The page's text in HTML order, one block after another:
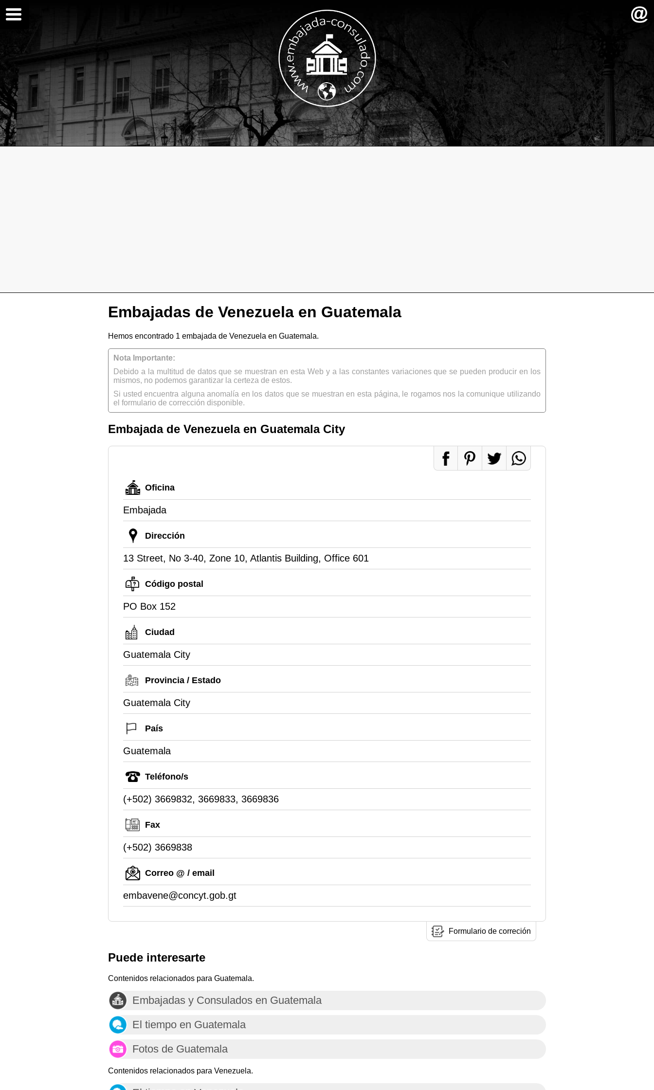
Embajadas de Venezuela en Guatemala
Hemos encontrado 1 embajada de Venezuela en Guatemala.
Nota Importante:
Debido a la multitud de datos que se muestran en esta Web y a las constantes variaciones que se pueden producir en los
mismos, no podemos garantizar la certeza de estos.
Si usted encuentra alguna anomalía en los datos que se muestran en esta página, le rogamos nos la comunique utilizando
el formulario de corrección disponible.
Embajada de Venezuela en Guatemala City
Oficina
Embajada
Dirección
13 Street, No 3-40, Zone 10, Atlantis Building, Office 601
Código postal
PO Box 152
Ciudad
Guatemala City
Provincia / Estado
Guatemala City
País
Guatemala
Teléfono/s
(+502) 3669832, 3669833, 3669836
Fax
(+502) 3669838
Correo @ / email
embavene@concyt.gob.gt
Formulario de correción
Puede interesarte
Contenidos relacionados para Guatemala.
Embajadas y Consulados en Guatemala
El tiempo en Guatemala
Fotos de Guatemala
Contenidos relacionados para Venezuela.